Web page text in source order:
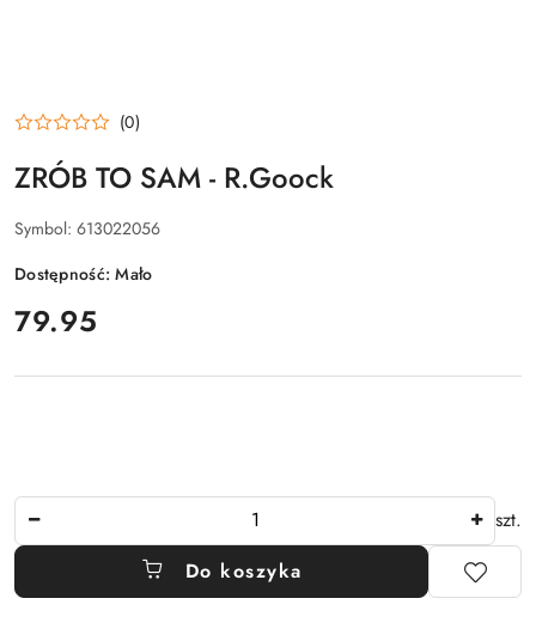
(0)
ZRÓB TO SAM - R.Goock
Symbol: 613022056
Dostępność:Mało
cena:
79.95
szt.
Do koszyka